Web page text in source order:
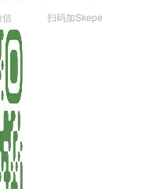
信 扫码加Skepe